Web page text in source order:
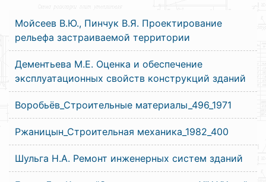
Мойсеев В.Ю., Пинчук В.Я. Проектирование
рельефа застраиваемой территории
Дементьева М.Е. Оценка и обеспечение
эксплуатационных свойств конструкций зданий
Воробьёв_Строительные материалы_496_1971
Ржаницын_Строительная механика_1982_400
Шульга Н.А. Ремонт инженерных систем зданий